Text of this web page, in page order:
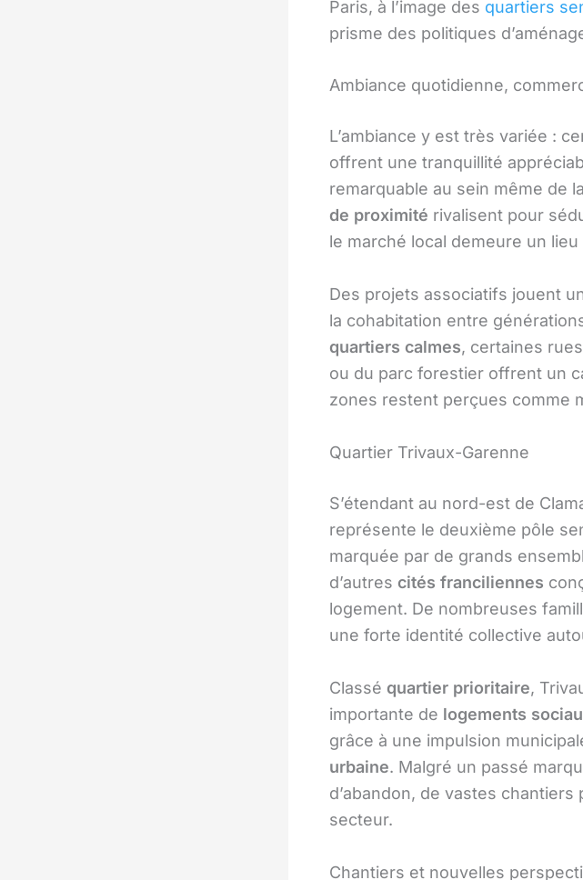
Paris, à l’image des quartiers
prisme des politiques
Ambiance quotidienne,
L’ambiance y est très variée :
offrent une tranquillité
remarquable au sein même de la
de proximité rivalisent pour
le marché local demeure un
Des projets associatifs jouent
la cohabitation entre
quartiers calmes, certaines
ou du parc forestier offrent un
zones restent perçues comme
Quartier Trivaux-Garenne
S’étendant au nord-est de
représente le deuxième pôle
marquée par de grands
d’autres cités franciliennes
logement. De nombreuses
une forte identité collective
Classé quartier prioritaire,
importante de logements
grâce à une impulsion
urbaine. Malgré un passé
d’abandon, de vastes
secteur.
Chantiers et nouvelles